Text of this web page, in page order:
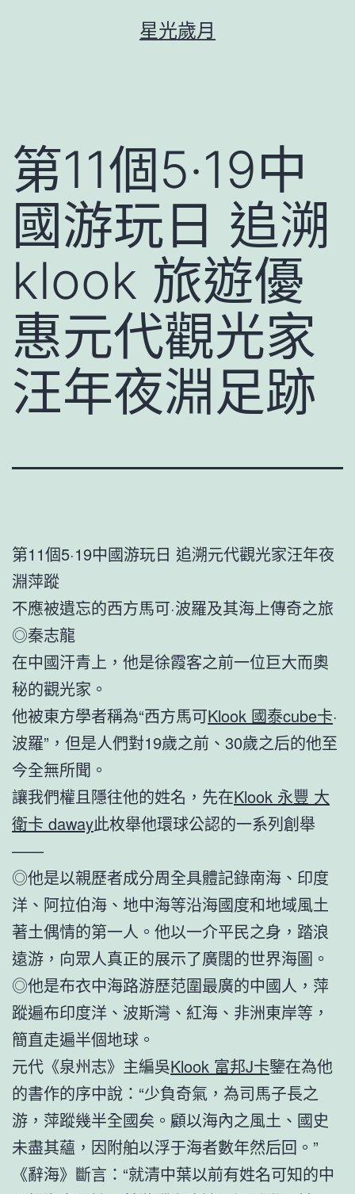
星光歲月
第11個5·19中
國游玩日 追溯
klook 旅遊優
惠元代觀光家
汪年夜淵足跡
第11個5·19中國游玩日 追溯元代觀光家汪年夜
淵萍蹤
不應被遺忘的西方馬可·波羅及其海上傳奇之旅
◎秦志龍
在中國汗青上，他是徐霞客之前一位巨大而奧
秘的觀光家。
他被東方學者稱為“西方馬可Klook 國泰cube卡·
波羅”，但是人們對19歲之前、30歲之后的他至
今全無所聞。
讓我們權且隱往他的姓名，先在Klook 永豐 大
衛卡 daway此枚舉他環球公認的一系列創舉
——
◎他是以親歷者成分周全具體記錄南海、印度
洋、阿拉伯海、地中海等沿海國度和地域風土
著土偶情的第一人。他以一介平民之身，踏浪
遠游，向眾人真正的展示了廣闊的世界海圖。
◎他是布衣中海路游歷范圍最廣的中國人，萍
蹤遍布印度洋、波斯灣、紅海、非洲東岸等，
簡直走遍半個地球。
元代《泉州志》主編吳Klook 富邦J卡鑒在為他
的書作的序中說：“少負奇氣，為司馬子長之
游，萍蹤幾半全國矣。顧以海內之風土、國史
未盡其蘊，因附舶以浮于海者數年然后回。”
《辭海》斷言：“就清中葉以前有姓名可知的中